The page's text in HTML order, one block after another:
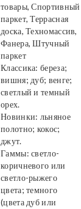
товары, Спортивный
паркет, Террасная
доска, Техномассив,
Фанера, Штучный
паркет
Классика: береза;
вишня; дуб; венге;
светлый и темный
орех.
Новинки: льняное
полотно; кокос;
джут.
Гаммы: светло-
коричневого или
светло-рыжего
цвета; темного
(цвета дуб или